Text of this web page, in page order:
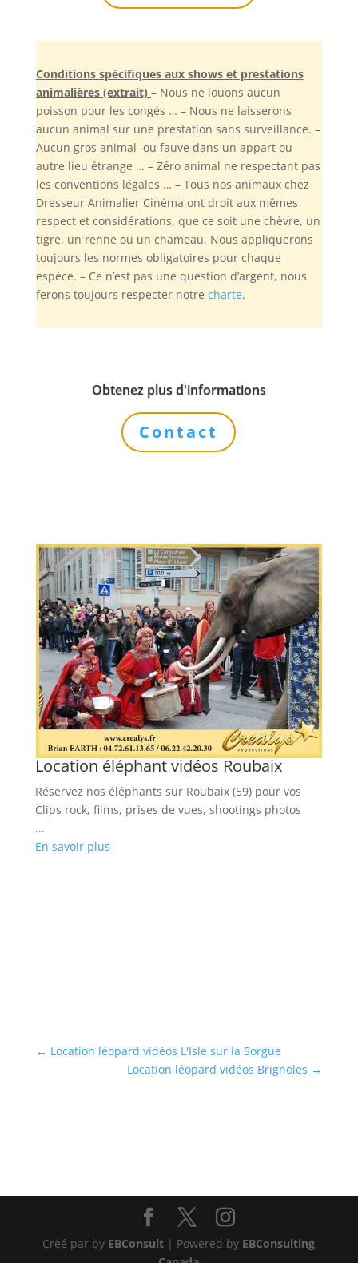
Conditions spécifiques aux shows et prestations
animalières (extrait) – Nous ne louons aucun
poisson pour les congés … – Nous ne laisserons
aucun animal sur une prestation sans surveillance. –
Aucun gros animal ou fauve dans un appart ou
autre lieu étrange … – Zéro animal ne respectant pas
les conventions légales … – Tous nos animaux chez
Dresseur Animalier Cinéma ont droit aux mêmes
respect et considérations, que ce soit une chèvre, un
tigre, un renne ou un chameau. Nous appliquerons
toujours les normes obligatoires pour chaque
espèce. – Ce n’est pas une question d’argent, nous
ferons toujours respecter notre charte.
Obtenez plus d'informations
Contact
Location éléphant vidéos Roubaix
Réservez nos éléphants sur Roubaix (59) pour vos
Clips rock, films, prises de vues, shootings photos
...
En savoir plus
← Location léopard vidéos L'Isle sur la Sorgue
Location léopard vidéos Brignoles →
Créé par by EBConsult | Powered by EBConsulting